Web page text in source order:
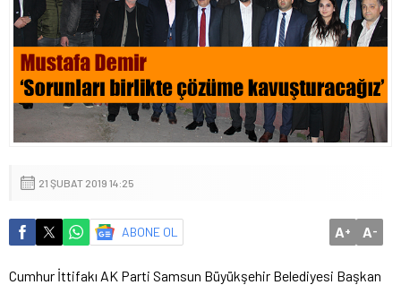
21 ŞUBAT 2019 14:25
ABONE OL A+ A-
Cumhur İttifakı AK Parti Samsun Büyükşehir Belediyesi Başkan